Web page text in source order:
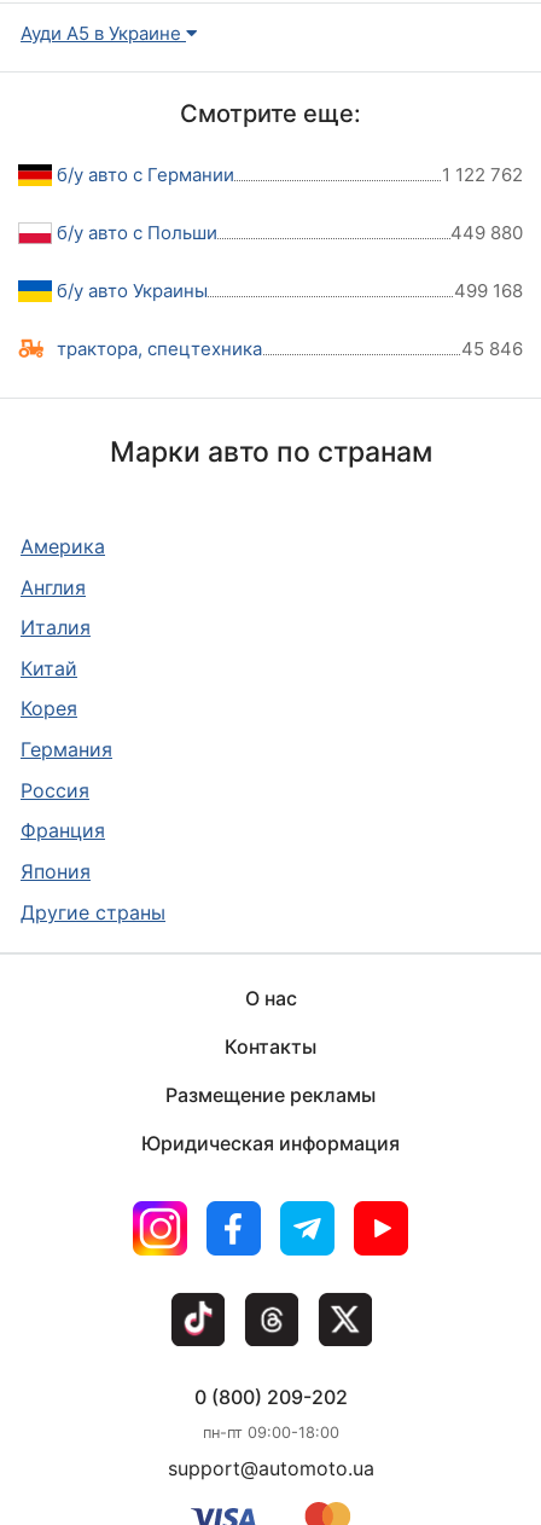
Ауди А5 в Украине
Смотрите еще:
б/у авто с Германии 1 122 762
б/у авто с Польши 449 880
б/у авто Украины 499 168
трактора, спецтехника 45 846
Марки авто по странам
Америка
Англия
Италия
Китай
Корея
Германия
Россия
Франция
Япония
Другие страны
О нас
Контакты
Размещение рекламы
Юридическая информация
0 (800) 209-202
пн-пт 09:00-18:00
support@automoto.ua